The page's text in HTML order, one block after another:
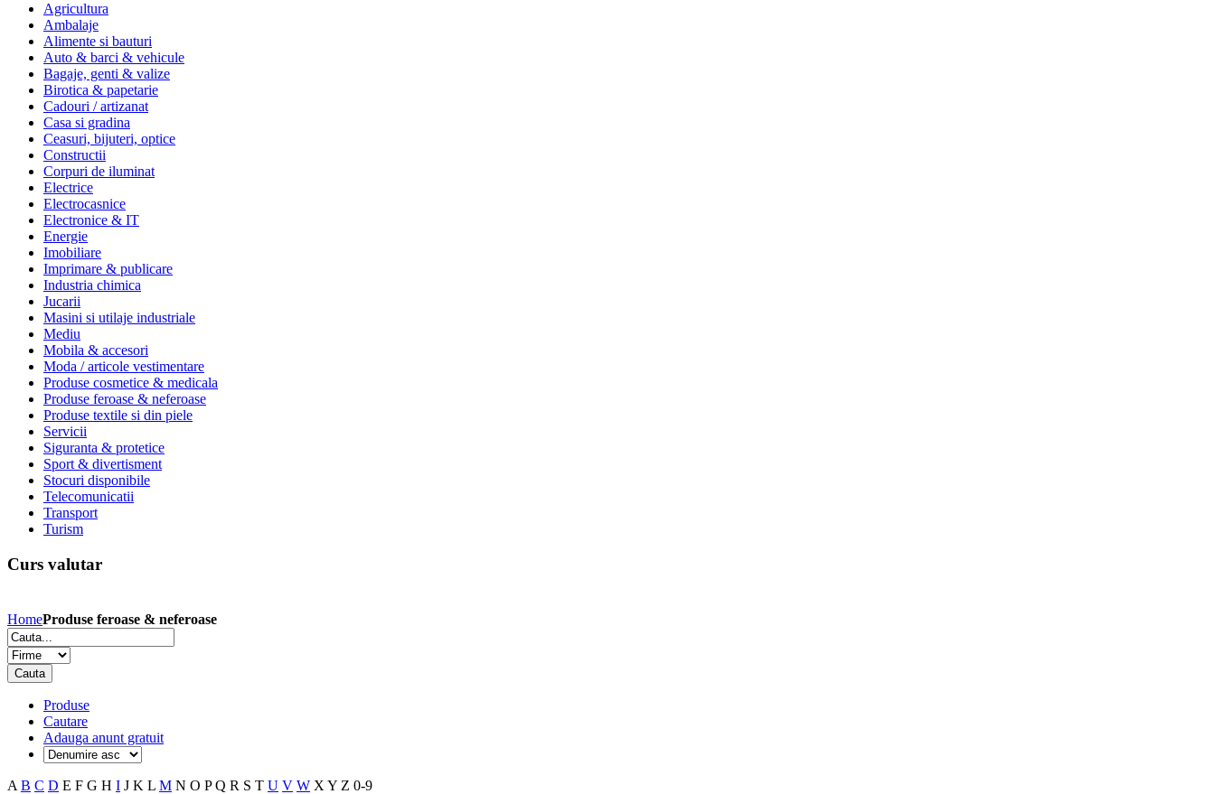
Agricultura
Ambalaje
Alimente si bauturi
Auto & barci & vehicule
Bagaje, genti & valize
Birotica & papetarie
Cadouri / artizanat
Casa si gradina
Ceasuri, bijuteri, optice
Constructii
Corpuri de iluminat
Electrice
Electrocasnice
Electronice & IT
Energie
Imobiliare
Imprimare & publicare
Industria chimica
Jucarii
Masini si utilaje industriale
Mediu
Mobila & accesori
Moda / articole vestimentare
Produse cosmetice & medicala
Produse feroase & neferoase
Produse textile si din piele
Servicii
Siguranta & protetice
Sport & divertisment
Stocuri disponibile
Telecomunicatii
Transport
Turism
Curs valutar
HomeProduse feroase & neferoase
Produse
Cautare
Adauga anunt gratuit
A B C D E F G H I J K L M N O P Q R S T U V W X Y Z 0-9